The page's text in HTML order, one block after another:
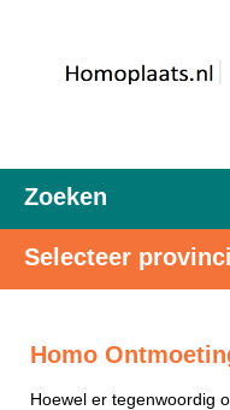
Zoeken
Selecteer
Homo
Hoewel er tegenwoordig